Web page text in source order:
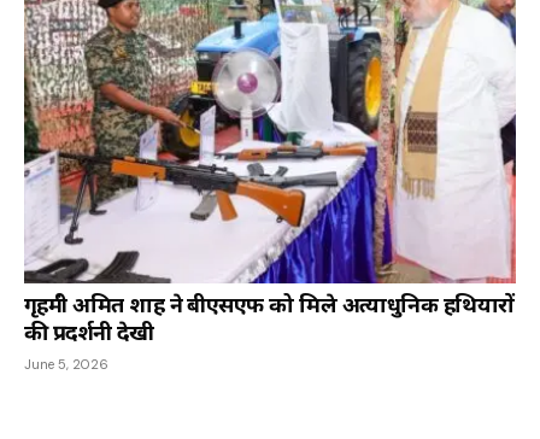
गृहमंत्री अमित शाह ने बीएसएफ को मिले अत्याधुनिक हथियारों
की प्रदर्शनी देखी
June 5, 2026